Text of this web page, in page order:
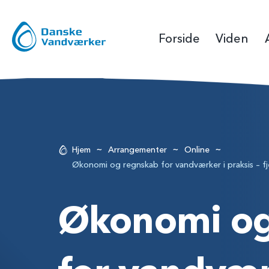
Forside Viden
Hjem ~ Arrangementer ~ Online ~
Økonomi og regnskab for vandværker i praksis –
Økonomi